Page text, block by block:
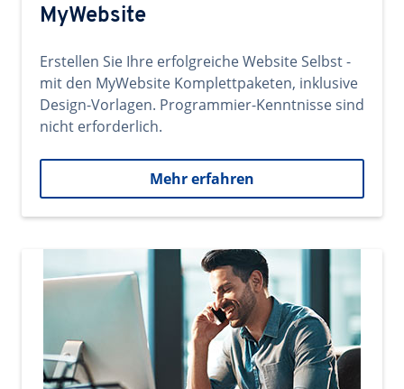
MyWebsite
Erstellen Sie Ihre erfolgreiche Website Selbst -
mit den MyWebsite Komplettpaketen, inklusive
Design-Vorlagen. Programmier-Kenntnisse sind
nicht erforderlich.
Mehr erfahren